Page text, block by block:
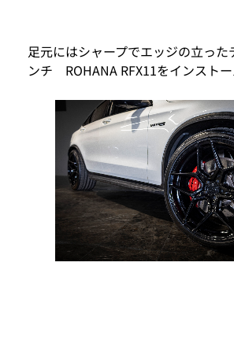
足元にはシャープでエッジの立った
ンチ ROHANA RFX11をインストー